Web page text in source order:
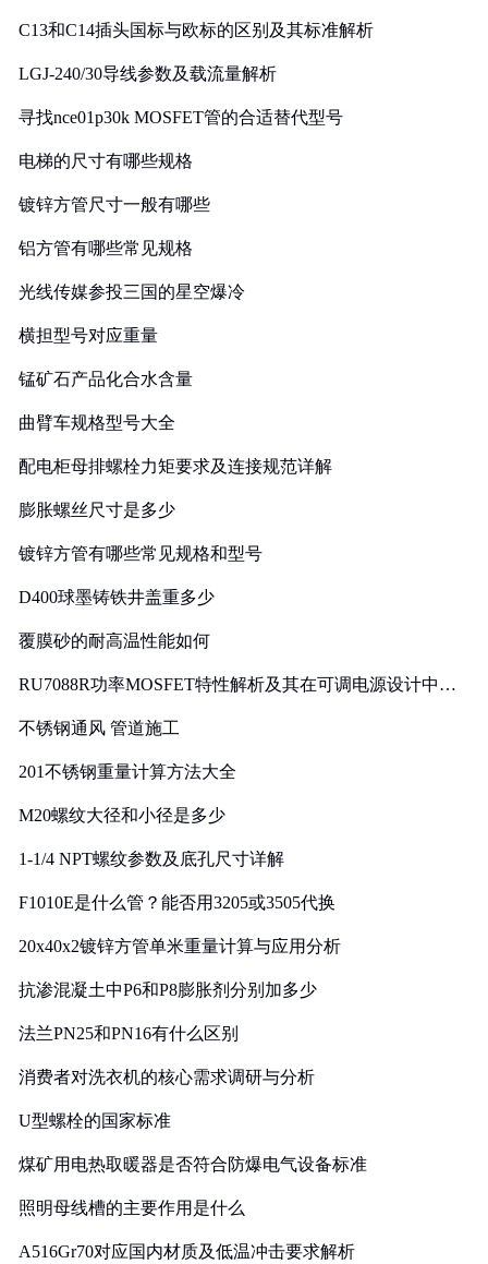
C13和C14插头国标与欧标的区别及其标准解析
LGJ-240/30导线参数及载流量解析
寻找nce01p30k MOSFET管的合适替代型号
电梯的尺寸有哪些规格
镀锌方管尺寸一般有哪些
铝方管有哪些常见规格
光线传媒参投三国的星空爆冷
横担型号对应重量
锰矿石产品化合水含量
曲臂车规格型号大全
配电柜母排螺栓力矩要求及连接规范详解
膨胀螺丝尺寸是多少
镀锌方管有哪些常见规格和型号
D400球墨铸铁井盖重多少
覆膜砂的耐高温性能如何
RU7088R功率MOSFET特性解析及其在可调电源设计中的
不锈钢通风 管道施工
201不锈钢重量计算方法大全
M20螺纹大径和小径是多少
1-1/4 NPT螺纹参数及底孔尺寸详解
F1010E是什么管？能否用3205或3505代换
20x40x2镀锌方管单米重量计算与应用分析
抗渗混凝土中P6和P8膨胀剂分别加多少
法兰PN25和PN16有什么区别
消费者对洗衣机的核心需求调研与分析
U型螺栓的国家标准
煤矿用电热取暖器是否符合防爆电气设备标准
照明母线槽的主要作用是什么
A516Gr70对应国内材质及低温冲击要求解析